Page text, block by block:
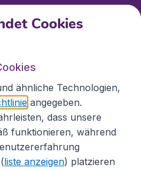
Cookies
ähnliche Technologien,
angegeben.
dass unsere
funktionieren, während
liste anzeigen) platzieren